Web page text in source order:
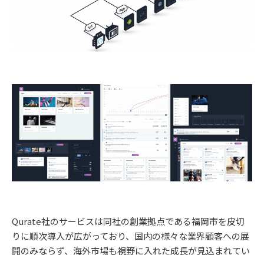
Qurate社のサービスは同社の創業拠点である福岡市を皮切
りに順次導入が広がっており、国内の様々な業界顧客への展
開のみならず、海外市場も視野に入れた成長が見込まれてい